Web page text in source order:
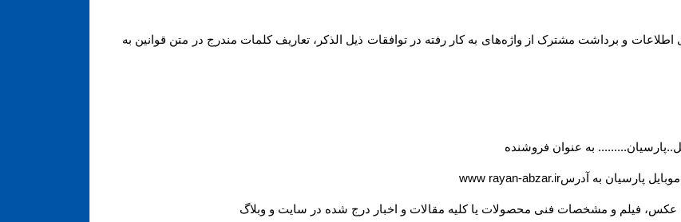
و برداشت مشترک از واژه‌های به کار رفته در توافقات ذیل الذکر، تعاریف کلمات مندرج در متن قوانین به
به عنوان فروشنده
پارسیان به آدرسwww rayan-abzar.ir
فیلم و مشخصات فنی محصولات یا کلیه مقالات و اخبار درج شده در سایت و وبلاگ